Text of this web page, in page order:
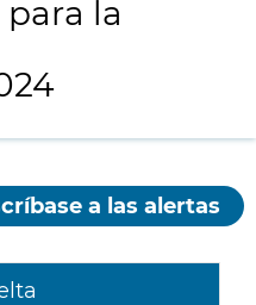
la
a las alertas